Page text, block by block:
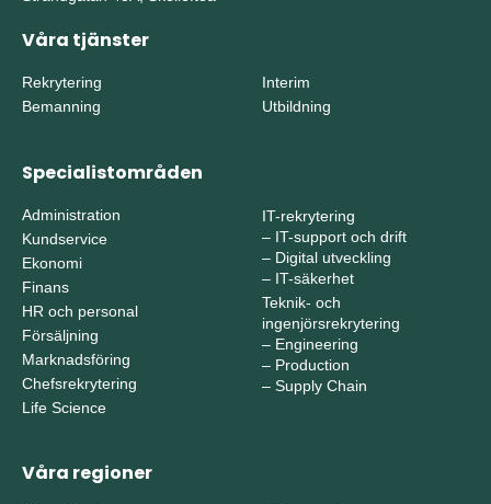
Våra tjänster
Rekrytering
Bemanning
Interim
Utbildning
Specialistområden
Administration
Kundservice
Ekonomi
Finans
HR och personal
Försäljning
Marknadsföring
Chefsrekrytering
Life Science
IT-rekrytering
– IT-support och drift
– Digital utveckling
– IT-säkerhet
Teknik- och
ingenjörsrekrytering
– Engineering
– Production
– Supply Chain
Våra regioner